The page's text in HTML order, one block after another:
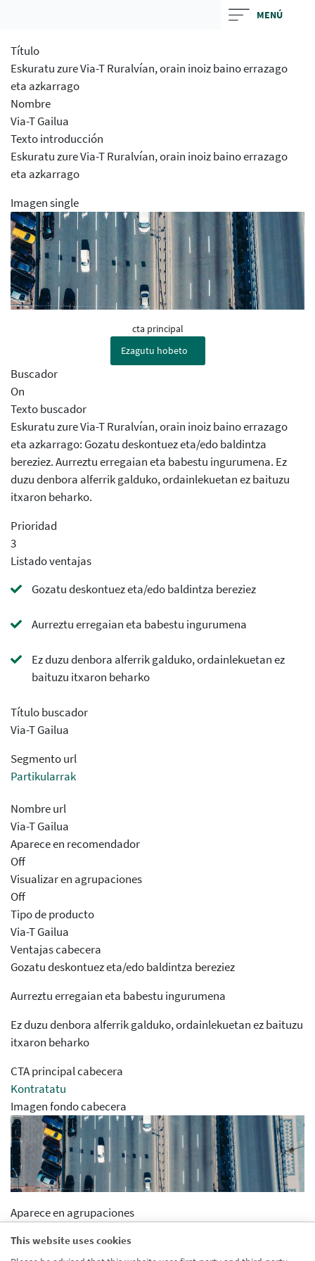
This website uses cookies
contentt
MENÚ
Título
Eskuratu zure Via-T Ruralvían, orain inoiz baino errazago
eta azkarrago
Nombre
Via-T Gailua
Texto introducción
Eskuratu zure Via-T Ruralvían, orain inoiz baino errazago
eta azkarrago
Imagen single
cta principal
Ezagutu hobeto
Buscador
On
Texto buscador
Eskuratu zure Via-T Ruralvían, orain inoiz baino errazago
eta azkarrago: Gozatu deskontuez eta/edo baldintza
bereziez. Aurreztu erregaian eta babestu ingurumena. Ez
duzu denbora alferrik galduko, ordainlekuetan ez baituzu
itxaron beharko.
Prioridad
3
Listado ventajas
Gozatu deskontuez eta/edo baldintza bereziez
Aurreztu erregaian eta babestu ingurumena
Ez duzu denbora alferrik galduko, ordainlekuetan ez
baituzu itxaron beharko
Título buscador
Via-T Gailua
Segmento url
Partikularrak
Nombre url
Via-T Gailua
Aparece en recomendador
Off
Visualizar en agrupaciones
Off
Tipo de producto
Via-T Gailua
Ventajas cabecera
Gozatu deskontuez eta/edo baldintza bereziez
Aurreztu erregaian eta babestu ingurumena
Ez duzu denbora alferrik galduko, ordainlekuetan ez baituzu
itxaron beharko
CTA principal cabecera
Kontratatu
Imagen fondo cabecera
Aparece en agrupaciones
Aparece en distribuidor